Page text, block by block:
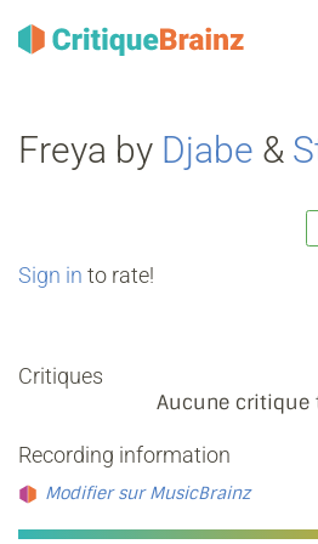
Freya by Djabe &
Sign in to rate!
Critiques
Aucune critique
Recording information
Modifier sur MusicBrainz